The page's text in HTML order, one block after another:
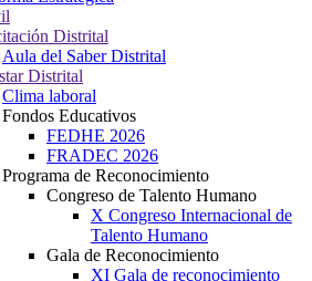
Distrital
Aula del Saber Distrital
Distrital
Clima laboral
Fondos Educativos
FEDHE 2026
FRADEC 2026
Programa de Reconocimiento
Congreso de Talento Humano
X Congreso Internacional de
Talento Humano
Gala de Reconocimiento
XI Gala de reconocimiento